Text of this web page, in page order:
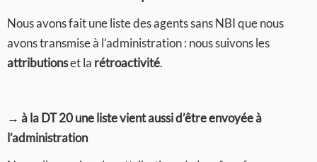
Nous avons fait une liste des agents sans NBI que nous
avons transmise à l’administration : nous suivons les
attributionset la rétroactivité.
→ à la DT 20 une liste vient aussi d’être envoyée à
l’administration